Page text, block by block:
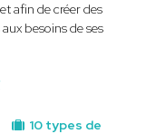
afin de créer des
besoins de ses
10 types de